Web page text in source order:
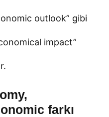
outlook” gibi
impact”
farkı